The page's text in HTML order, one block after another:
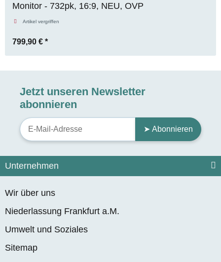
Monitor - 732pk, 16:9, NEU, OVP
Artikel vergriffen
799,90 € *
Jetzt unseren Newsletter
abonnieren
➤ Abonnieren
Unternehmen
Wir über uns
Niederlassung Frankfurt a.M.
Umwelt und Soziales
Sitemap